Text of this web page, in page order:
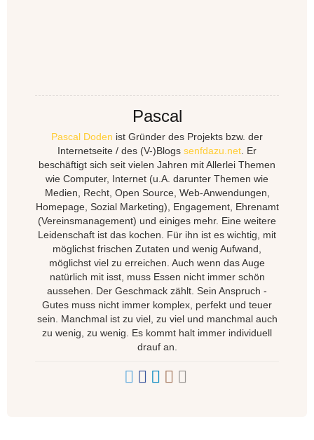
Pascal
Pascal Doden ist Gründer des Projekts bzw. der
Internetseite / des (V-)Blogs senfdazu.net . Er
beschäftigt sich seit vielen Jahren mit Allerlei Themen
wie Computer, Internet (u.A. darunter Themen wie
Medien, Recht, Open Source, Web-Anwendungen,
Homepage, Sozial Marketing), Engagement, Ehrenamt
(Vereinsmanagement) und einiges mehr. Eine weitere
Leidenschaft ist das kochen. Für ihn ist es wichtig, mit
möglichst frischen Zutaten und wenig Aufwand,
möglichst viel zu erreichen. Auch wenn das Auge
natürlich mit isst, muss Essen nicht immer schön
aussehen. Der Geschmack zählt. Sein Anspruch -
Gutes muss nicht immer komplex, perfekt und teuer
sein. Manchmal ist zu viel, zu viel und manchmal auch
zu wenig, zu wenig. Es kommt halt immer individuell
drauf an.